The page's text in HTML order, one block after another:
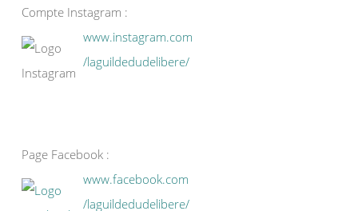
Compte Instagram :
www.instagram.com
/laguildedudelibere/
Page Facebook :
www.facebook.com
/laguildedudelibere/